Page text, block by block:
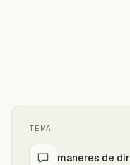
TEMA
maneres de dir